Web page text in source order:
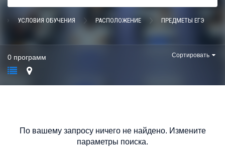
УСЛОВИЯ ОБУЧЕНИЯ РАСПОЛОЖЕНИЕ ПРЕДМЕТЫ ЕГЭ
0 программ Сортировать
По вашему запросу ничего не найдено. Измените
параметры поиска.